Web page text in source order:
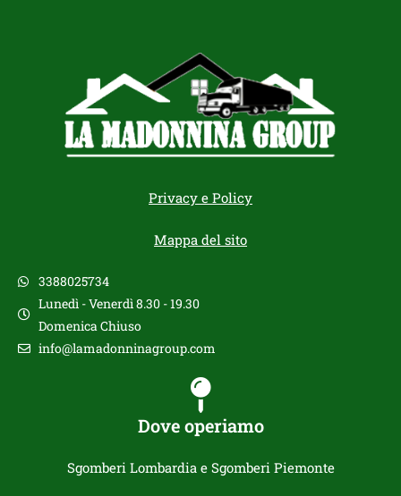
Privacy e Policy
Mappa del sito
3388025734
Lunedì - Venerdì 8.30 - 19.30
Domenica Chiuso
info@lamadonninagroup.com
Dove operiamo
Sgomberi Lombardia e Sgomberi Piemonte